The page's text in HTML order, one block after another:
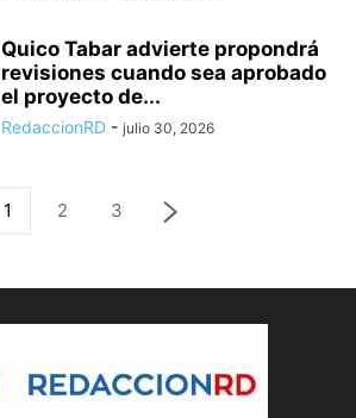
Quico Tabar advierte propondrá
revisiones cuando sea aprobado
el proyecto de...
RedaccionRD - julio 30, 2026
1 2 3